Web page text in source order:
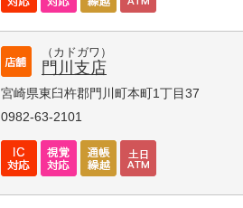
（カドガワ）
門川支店
宮崎県東臼杵郡門川町本町1丁目37
0982-63-2101